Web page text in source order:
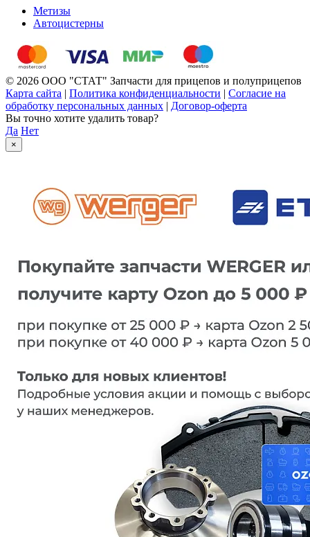
Метизы
Автоцистерны
© 2026 ООО "СТАТ" Запчасти для прицепов и полуприцепов
Карта сайта | Политика конфиденциальности | Согласие на
обработку персональных данных | Договор-оферта
Вы точно хотите удалить товар?
Да Нет
×